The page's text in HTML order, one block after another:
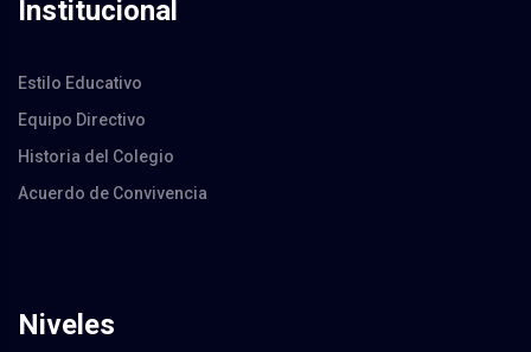
Institucional
Estilo Educativo
Equipo Directivo
Historia del Colegio
Acuerdo de Convivencia
Niveles